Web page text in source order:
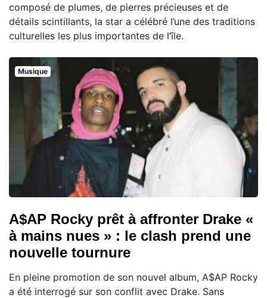
composé de plumes, de pierres précieuses et de
détails scintillants, la star a célébré l’une des traditions
culturelles les plus importantes de l’île.
Musique
A$AP Rocky prêt à affronter Drake «
à mains nues » : le clash prend une
nouvelle tournure
En pleine promotion de son nouvel album, A$AP Rocky
a été interrogé sur son conflit avec Drake. Sans